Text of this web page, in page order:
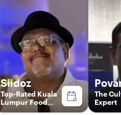
Siidoz
Top-Rated Kuala
Lumpur Food
Experience Host
The
Expert